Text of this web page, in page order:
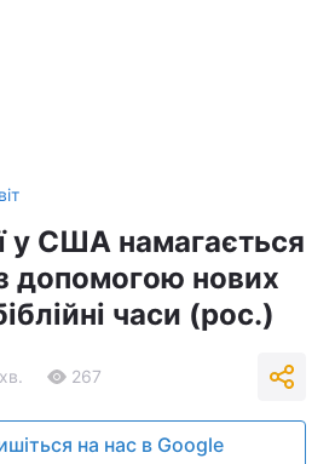
у США намагається
допомогою нових
часи (рос.)
267
на нас в Google